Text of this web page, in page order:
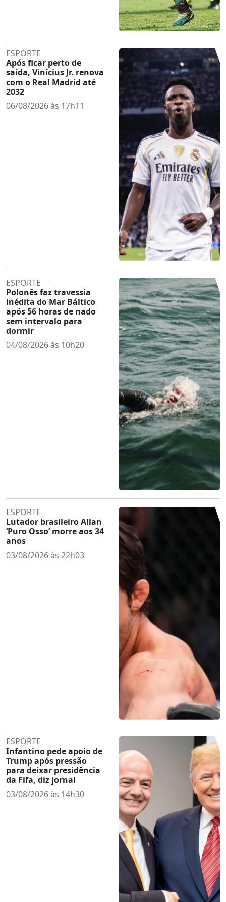
ESPORTE
Após ficar perto de
saída, Vinícius Jr. renova
com o Real Madrid até
2032
06/08/2026 às 17h11
ESPORTE
Polonês faz travessia
inédita do Mar Báltico
após 56 horas de nado
sem intervalo para
dormir
04/08/2026 às 10h20
ESPORTE
Lutador brasileiro Allan
‘Puro Osso’ morre aos 34
anos
03/08/2026 às 22h03
ESPORTE
Infantino pede apoio de
Trump após pressão
para deixar presidência
da Fifa, diz jornal
03/08/2026 às 14h30